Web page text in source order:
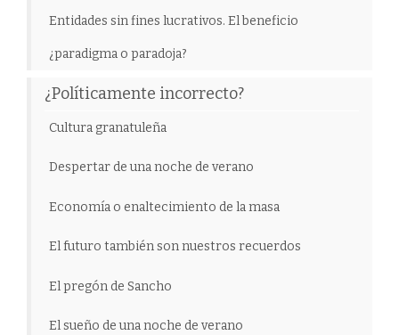
Entidades sin fines lucrativos. El beneficio
¿paradigma o paradoja?
¿Políticamente incorrecto?
Cultura granatuleña
Despertar de una noche de verano
Economía o enaltecimiento de la masa
El futuro también son nuestros recuerdos
El pregón de Sancho
El sueño de una noche de verano